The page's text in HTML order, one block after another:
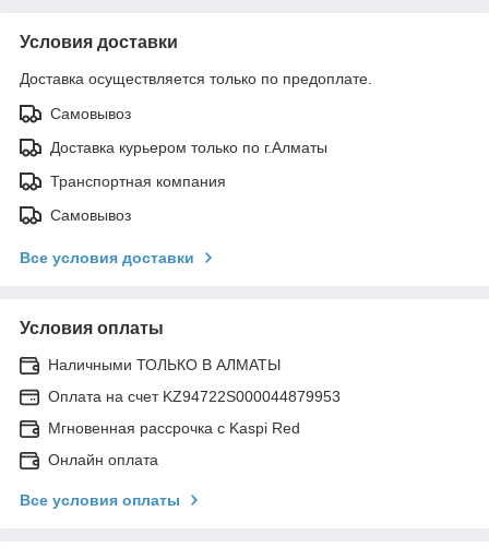
Условия доставки
Доставка осуществляется только по предоплате.
Самовывоз
Доставка курьером только по г.Алматы
Транспортная компания
Самовывоз
Все условия доставки
Условия оплаты
Наличными ТОЛЬКО В АЛМАТЫ
Оплата на счет KZ94722S000044879953
Мгновенная рассрочка с Kaspi Red
Онлайн оплата
Все условия оплаты